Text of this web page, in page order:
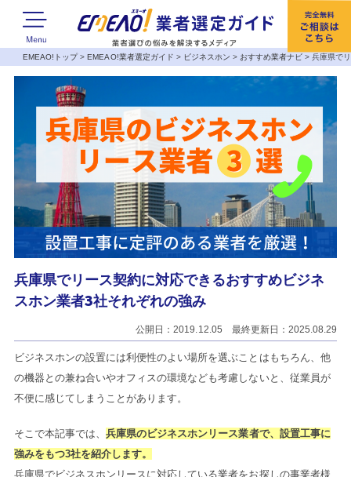
EMEAO!トップ>EMEAO!業者選定ガイド > ビジネスホン > おすすめ業者ナビ >兵庫県で
兵庫県でリース契約に対応できるおすすめビジネ
スホン業者3社それぞれの強み
公開日：2019.12.05 最終更新日：2025.08.29
ビジネスホンの設置には利便性のよい場所を選ぶことはもちろん、他
の機器との兼ね合いやオフィスの環境なども考慮しないと、従業員が
不便に感じてしまうことがあります。
そこで本記事では、兵庫県のビジネスホンリース業者で、設置工事に
強みをもつ3社を紹介します。
兵庫県でビジネスホンリースに対応している業者をお探しの事業者様